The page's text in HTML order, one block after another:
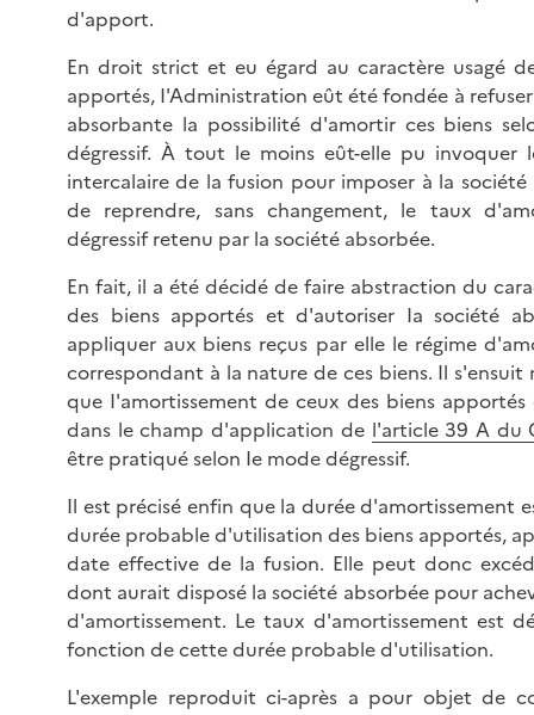
d'apport.
En droit strict et eu égard au caractère usagé
apportés, I'Administration eût été fondée à
absorbante la possibilité d'amortir ces biens
dégressif. À tout le moins eût-elle pu invoquer
intercalaire de la fusion pour imposer à la
de reprendre, sans changement, le taux
dégressif retenu par la société absorbée.
En fait, il a été décidé de faire abstraction du
des biens apportés et d'autoriser Ia société
appliquer aux biens reçus par elle le régime
correspondant à la nature de ces biens. Il
que I'amortissement de ceux des biens
dans le champ d'application de l'article 39 A du
être pratiqué selon Ie mode dégressif.
Il est précisé enfin que la durée d'amortissement
durée probable d'utilisation des biens apportés,
date effective de la fusion. Elle peut donc
dont aurait disposé la société absorbée pour
d'amortissement. Le taux d'amortissement est
fonction de cette durée probable d'utilisation.
L'exemple reproduit ci-après a pour objet de